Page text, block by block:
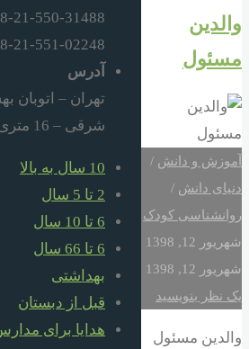
والدین
مسئول
آموزش و دانش /
دنیای دانش /
روانشناسی کودک
شهریور 12, 1398
شهریور 12, 1398
یک نظر بنویسید
والدین مسئول
21-550-31488
21-551-02248
آدرس
تهران – اتوبان
شرقی – 16 متری کلهر – پلاک 32
10 سال به بالا
2 تا 5 سال
6 تا 10 سال
6 تا 66 سال
بهداشتی
قبل از دبستان
هدایا برای